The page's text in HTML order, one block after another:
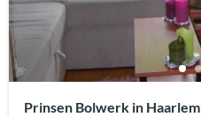
Prinsen Bolwerk in Haarlem